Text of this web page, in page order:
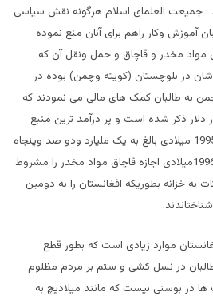
جمیعت العلمای اسلام هرگونه نقش سیاسی
آموزش وکار راهم برای آنان منع نموده
مواد مخدر و قاچاق و حمل ونقل آن که
در بلوچستان (کویته وچمن) بوده در
به طالبان کمک های مالی می نمودند که
آن روزانه بالغ به 300 هزار دلار ذکر شده است و پر درآمد ترین منبع
مالی طالبان گردید که در سال 1995 میلادی بالغ به یک ملیارد ودو صد وپنجاه
هزار دلار برآورد گردید ودرسال 1996میلادی اجازه قاچاق مواد مخدر را مشروط
به خزانه بطوریکه افغانستان را به دومین
موارد زیادی است که بطور قطع
در نسل کشی و ستم بر مردم مظلوم
ها در بوسنی نیست که مانند میلادیچ به